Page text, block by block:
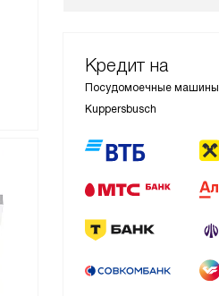
Кредит на
Посудомоечные машины
Kuppersbusch